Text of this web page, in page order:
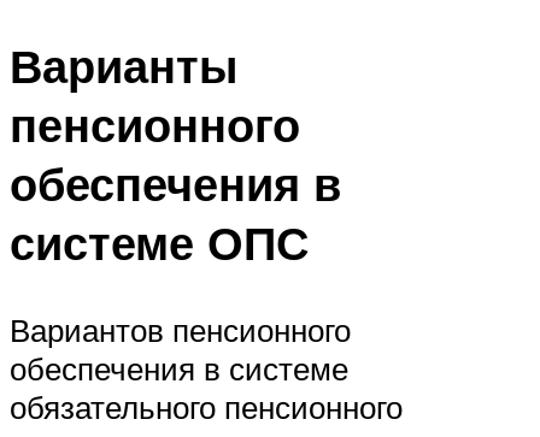
Варианты
пенсионного
обеспечения в
системе ОПС
Вариантов пенсионного
обеспечения в системе
обязательного пенсионного